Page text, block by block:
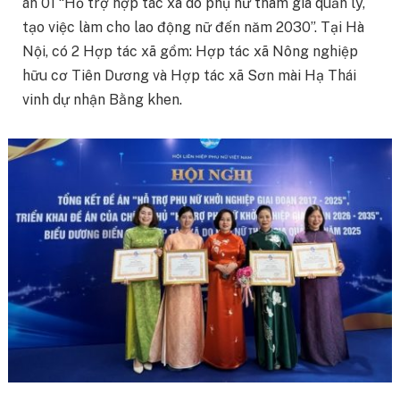
tạo việc làm cho lao động nữ đến năm 2030”. Tại Hà
Nội, có 2 Hợp tác xã gồm: Hợp tác xã Nông nghiệp
hữu cơ Tiên Dương và Hợp tác xã Sơn mài Hạ Thái
vinh dự nhận Bằng khen.